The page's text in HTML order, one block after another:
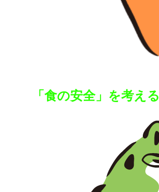
「食の安全」を考える